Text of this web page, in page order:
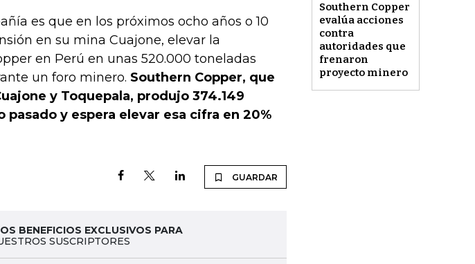
Southern Copper
evalúa acciones
contra
autoridades que
frenaron
proyecto minero
es que en los próximos ocho años o 10
en su mina Cuajone, elevar la
en Perú en unas 520.000 toneladas
un foro minero. Southern Copper, que
y Toquepala, produjo 374.149
y espera elevar esa cifra en 20%
GUARDAR
BENEFICIOS EXCLUSIVOS PARA
SUSCRIPTORES